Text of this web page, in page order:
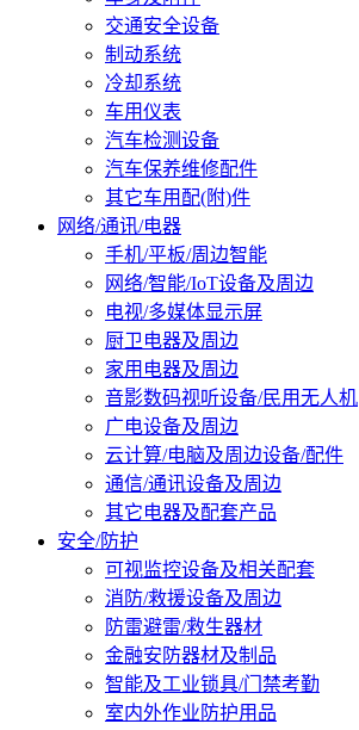
交通安全设备
制动系统
冷却系统
车用仪表
汽车检测设备
汽车保养维修配件
其它车用配(附)件
网络/通讯/电器
手机/平板/周边智能
网络/智能/IoT设备及周边
电视/多媒体显示屏
厨卫电器及周边
家用电器及周边
音影数码视听设备/民用无人机
广电设备及周边
云计算/电脑及周边设备/配件
通信/通讯设备及周边
其它电器及配套产品
安全/防护
可视监控设备及相关配套
消防/救援设备及周边
防雷避雷/救生器材
金融安防器材及制品
智能及工业锁具/门禁考勤
室内外作业防护用品